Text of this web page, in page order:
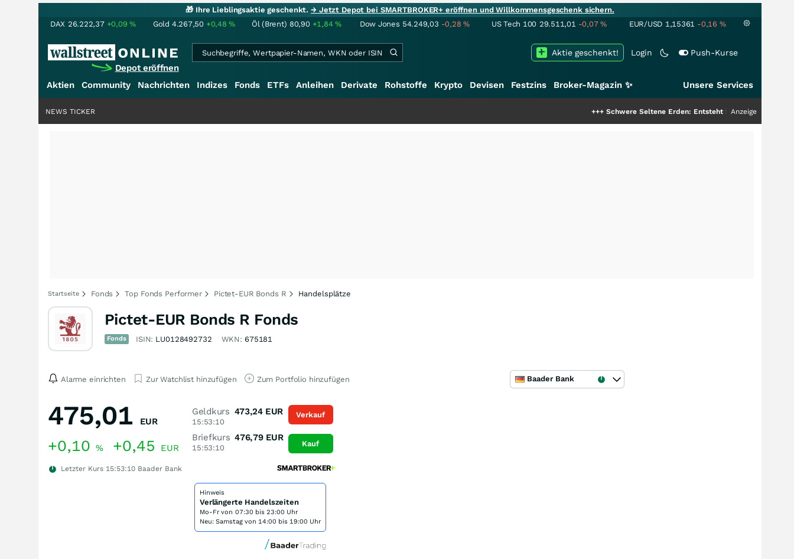
🎁 Ihre Lieblingsaktie geschenkt.→ Jetzt Depot bei SMARTBROKER+ eröffnen und Willkommensgeschenk sichern.
DAX 26.222,37 +0,09% Gold 4.267,50 +0,48% Öl (Brent) 80,90 +1,84% Dow Jones 54.249,03 -0,28% US Tech 100 29.511,01 -0,07% EUR/USD 1,15361 -0,16 %
Depot eröffnen
Login Push-Kurse
Aktie geschenkt!
Aktien Community Nachrichten Indizes Fonds ETFs Anleihen Derivate Rohstoffe Krypto Devisen Festzins Broker-Magazin ✨ Unsere Services
Schwere Seltene Erden: Entsteht hier die nächste
Anzeige
NEWS TICKER
Startseite Fonds Top Fonds Performer Pictet-EUR Bonds R Handelsplätze
Pictet-EUR Bonds R Fonds
Fonds ISIN: LU0128492732 WKN: 675181
Alarme einrichten Zur Watchlist hinzufügen Zum Portfolio hinzufügen Baader Bank
475,01 EUR
+0,10 % +0,45 EUR
Letzter Kurs 15:53:10 Baader Bank
Geldkurs
15:53:10
473,24 EUR
Briefkurs
15:53:10
476,79 EUR
Verkauf
Kauf
Hinweis
Verlängerte Handelszeiten
Mo-Fr von 07:30 bis 23:00 Uhr
Neu: Samstag von 14:00 bis 19:00 Uhr